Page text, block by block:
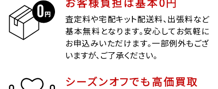
査定料や宅配キット配送料、出張料など
基本無料となります。安心してお気軽に
お申込みいただけます。一部例外もござ
いますが、ご了承ください。
シーズンオフでも高価買取